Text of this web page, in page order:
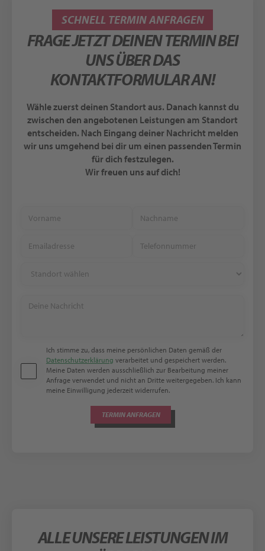
SCHNELL TERMIN ANFRAGEN
FRAGE JETZT DEINEN TERMIN BEI
UNS ÜBER DAS
KONTAKTFORMULAR AN!
Wähle zuerst deinen Standort aus. Danach kannst du
zwischen den angebotenen Leistungen am Standort
entscheiden. Nach Eingang deiner Nachricht melden
wir uns umgehend bei dir um einen passenden Termin
für dich festzulegen.
Wir freuen uns auf dich!
Ich stimme zu, dass meine persönlichen Daten gemäß der
Datenschutzerklärung verarbeitet und gespeichert werden.
Meine Daten werden ausschließlich zur Bearbeitung meiner
Anfrage verwendet und nicht an Dritte weitergegeben. Ich kann
meine Einwilligung jederzeit widerrufen.
ALLE UNSERE LEISTUNGEN IM